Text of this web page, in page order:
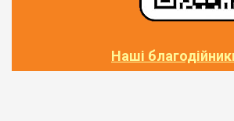
Наші